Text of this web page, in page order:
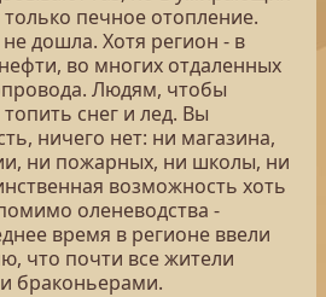
печное отопление.
дошла. Хотя регион - в
во многих отдаленных
Людям, чтобы
снег и лед. Вы
ничего нет: ни магазина,
ни пожарных, ни школы, ни
возможность хоть
оленеводства -
время в регионе ввели
что почти все жители
браконьерами.